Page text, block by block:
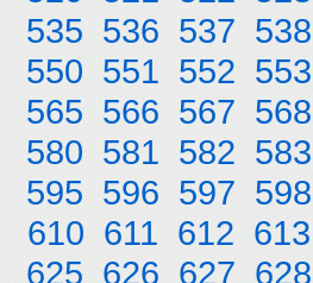
535 536 537 538
550 551 552 553
565 566 567 568
580 581 582 583
595 596 597 598
610 611 612 613
625 626 627 628